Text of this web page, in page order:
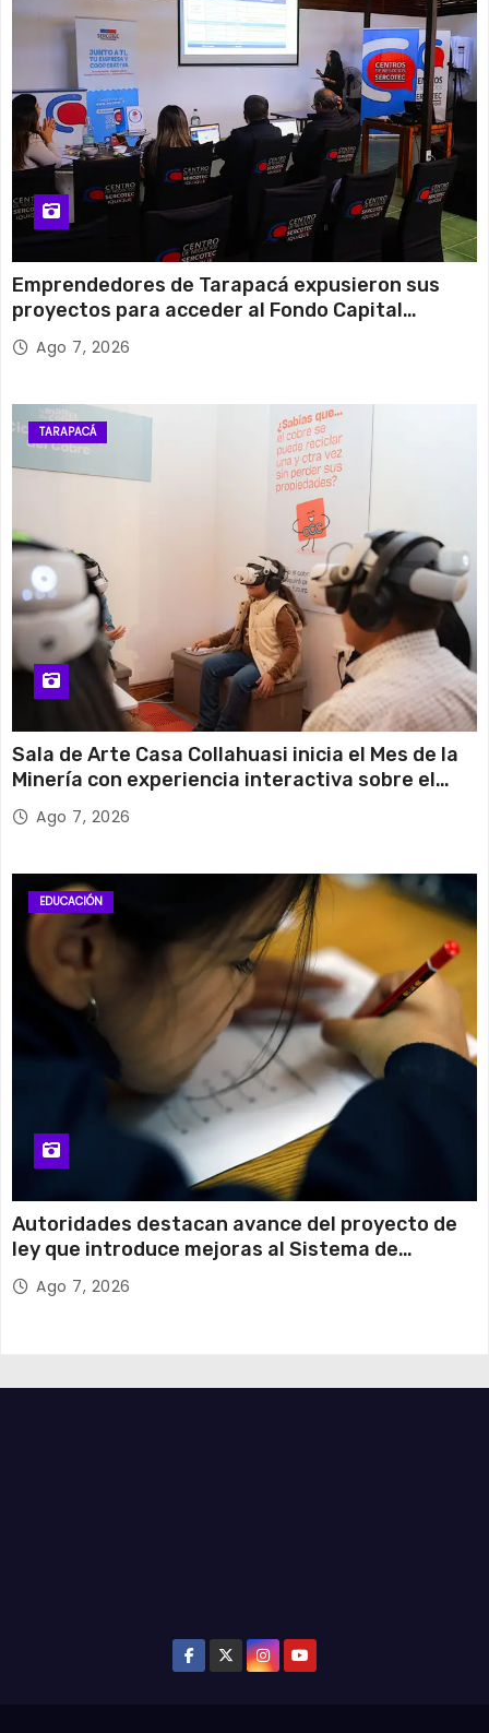
Emprendedores de Tarapacá expusieron sus
proyectos para acceder al Fondo Capital
Semilla de SERCOTEC
Ago 7, 2026
TARAPACÁ
Sala de Arte Casa Collahuasi inicia el Mes de la
Minería con experiencia interactiva sobre el
cobreAgo 7, 2026
EDUCACIÓN
Autoridades destacan avance del proyecto de
ley que introduce mejoras al Sistema de
Admisión Escolar
Ago 7, 2026